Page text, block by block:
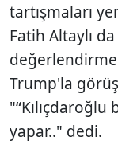
tartışmaları
Fatih Altaylı
Trump'la
yapar.." dedi.